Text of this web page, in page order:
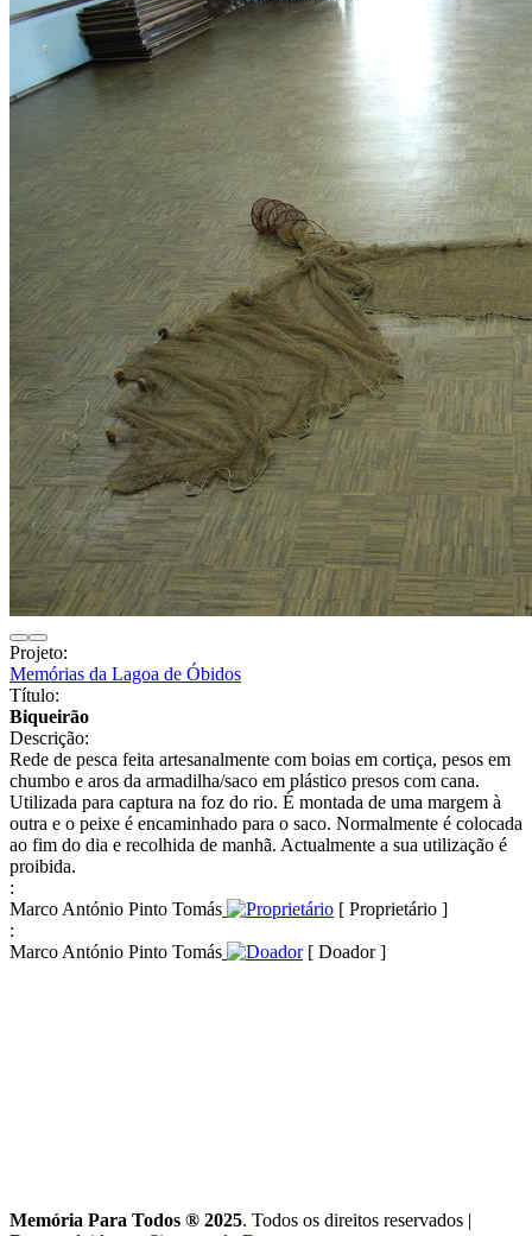
Projeto:
Memórias da Lagoa de Óbidos
Título:
Biqueirão
Descrição:
Rede de pesca feita artesanalmente com boias em cortiça, pesos em
chumbo e aros da armadilha/saco em plástico presos com cana.
Utilizada para captura na foz do rio. É montada de uma margem à
outra e o peixe é encaminhado para o saco. Normalmente é colocada
ao fim do dia e recolhida de manhã. Actualmente a sua utilização é
proibida.
:
Marco António Pinto Tomás
[ Proprietário ]
:
Marco António Pinto Tomás
[ Doador ]
Memória Para Todos ® 2025. Todos os direitos reservados |